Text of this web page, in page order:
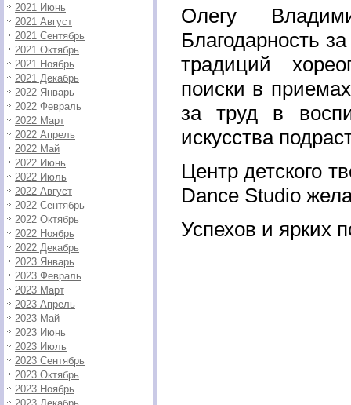
2021 Июнь
2021 Август
2021 Сентябрь
2021 Октябрь
2021 Ноябрь
2021 Декабрь
2022 Январь
2022 Февраль
2022 Март
2022 Апрель
2022 Май
2022 Июнь
2022 Июль
2022 Август
2022 Сентябрь
2022 Октябрь
2022 Ноябрь
2022 Декабрь
2023 Январь
2023 Февраль
2023 Март
2023 Апрель
2023 Май
2023 Июнь
2023 Июль
2023 Сентябрь
2023 Октябрь
2023 Ноябрь
Олегу
Благодарность
традиций
поиски в
за труд в
искусства
Центр детского
Dance Studio
Успехов и ярких